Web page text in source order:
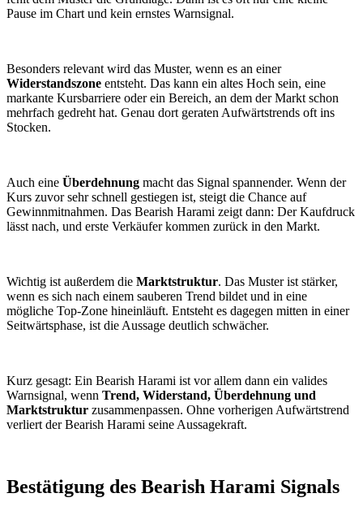
Pause im Chart und kein ernstes Warnsignal.
Besonders relevant wird das Muster, wenn es an einer
Widerstandszone entsteht. Das kann ein altes Hoch sein, eine
markante Kursbarriere oder ein Bereich, an dem der Markt schon
mehrfach gedreht hat. Genau dort geraten Aufwärtstrends oft ins
Stocken.
Auch eine Überdehnung macht das Signal spannender. Wenn der
Kurs zuvor sehr schnell gestiegen ist, steigt die Chance auf
Gewinnmitnahmen. Das Bearish Harami zeigt dann: Der Kaufdruck
lässt nach, und erste Verkäufer kommen zurück in den Markt.
Wichtig ist außerdem die Marktstruktur. Das Muster ist stärker,
wenn es sich nach einem sauberen Trend bildet und in eine
mögliche Top-Zone hineinläuft. Entsteht es dagegen mitten in einer
Seitwärtsphase, ist die Aussage deutlich schwächer.
Kurz gesagt: Ein Bearish Harami ist vor allem dann ein valides
Warnsignal, wenn Trend, Widerstand, Überdehnung und
Marktstruktur zusammenpassen. Ohne vorherigen Aufwärtstrend
verliert der Bearish Harami seine Aussagekraft.
Bestätigung des Bearish Harami Signals